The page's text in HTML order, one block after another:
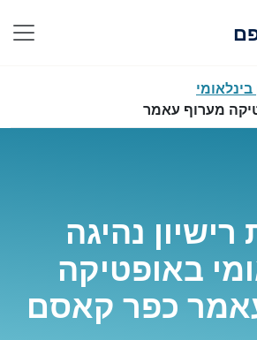
מערוף עאמר
נהיגה
באופטיקה
כפר קאסם